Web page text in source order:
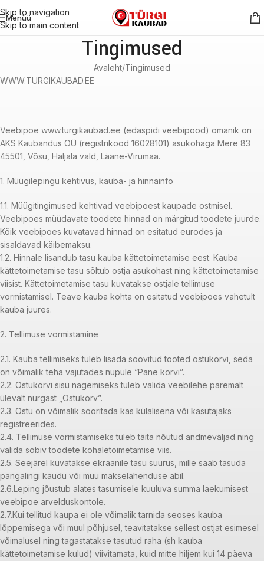
Skip to navigation
Skip to main content
Menüü
Tingimused
Avaleht Tingimused
WWW.TURGIKAUBAD.EE
Veebipoe www.turgikaubad.ee (edaspidi veebipood) omanik on
AKS Kaubandus OÜ (registrikood 16028101) asukohaga Mere 83
45501, Võsu, Haljala vald, Lääne-Virumaa.
1. Müügilepingu kehtivus, kauba- ja hinnainfo
1.1. Müügitingimused kehtivad veebipoest kaupade ostmisel.
Veebipoes müüdavate toodete hinnad on märgitud toodete juurde.
Kõik veebipoes kuvatavad hinnad on esitatud eurodes ja
sisaldavad käibemaksu.
1.2. Hinnale lisandub tasu kauba kättetoimetamise eest. Kauba
kättetoimetamise tasu sõltub ostja asukohast ning kättetoimetamise
viisist. Kättetoimetamise tasu kuvatakse ostjale tellimuse
vormistamisel. Teave kauba kohta on esitatud veebipoes vahetult
kauba juures.
2. Tellimuse vormistamine
2.1. Kauba tellimiseks tuleb lisada soovitud tooted ostukorvi, seda
on võimalik teha vajutades nupule “Pane korvi”.
2.2. Ostukorvi sisu nägemiseks tuleb valida veebilehe paremalt
ülevalt nurgast „Ostukorv”.
2.3. Ostu on võimalik sooritada kas külalisena või kasutajaks
registreerides.
2.4. Tellimuse vormistamiseks tuleb täita nõutud andmeväljad ning
valida sobiv toodete kohaletoimetamise viis.
2.5. Seejärel kuvatakse ekraanile tasu suurus, mille saab tasuda
pangalingi kaudu või muu makselahenduse abil.
2.6.Leping jõustub alates tasumisele kuuluva summa laekumisest
veebipoe arvelduskontole.
2.7.Kui tellitud kaupa ei ole võimalik tarnida seoses kauba
lõppemisega või muul põhjusel, teavitatakse sellest ostjat esimesel
võimalusel ning tagastatakse tasutud raha (sh kauba
kättetoimetamise kulud) viivitamata, kuid mitte hiljem kui 14 päeva